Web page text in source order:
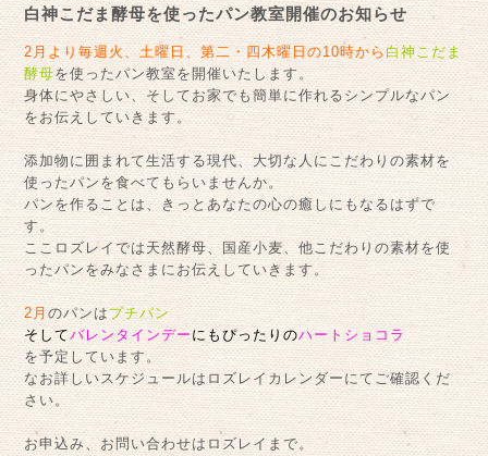
白神こだま酵母を使ったパン教室開催のお知らせ
2月より毎週火、土曜日、第二・四木曜日の10時から 白神こだま
酵母を使ったパン教室を開催いたします。
身体にやさしい、そしてお家でも簡単に作れるシンプルなパン
をお伝えしていきます。
添加物に囲まれて生活する現代、大切な人にこだわりの素材を
使ったパンを食べてもらいませんか。
パンを作ることは、きっとあなたの心の癒しにもなるはずで
す。
ここロズレイでは天然酵母、国産小麦、他こだわりの素材を使
ったパンをみなさまにお伝えしていきます。
2月 のパンは プチパン
そしてバレンタインデー にもぴったりのハートショコラ
を予定しています。
なお詳しいスケジュールはロズレイカレンダーにてご確認くだ
さい。
お申込み、お問い合わせはロズレイまで。